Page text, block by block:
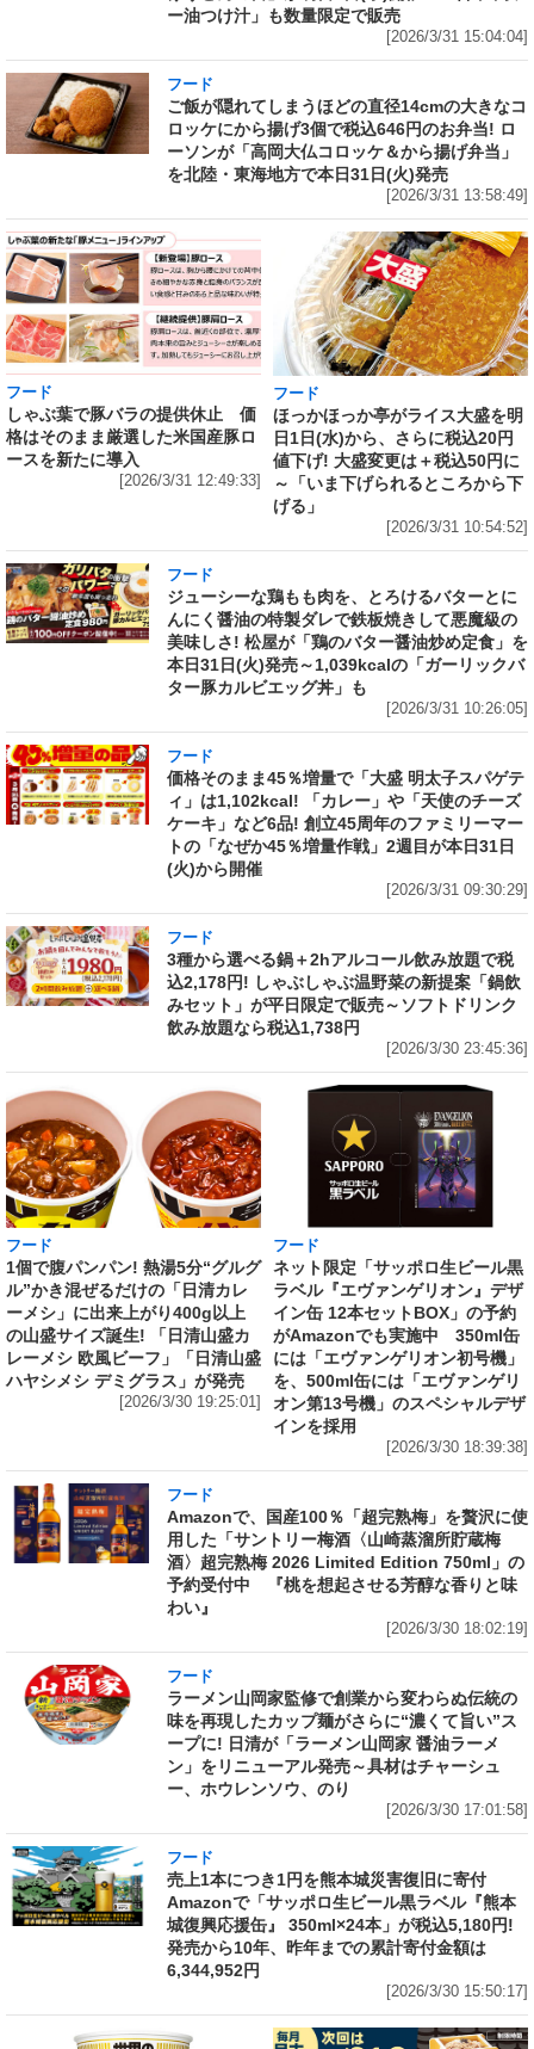
ー油つけ汁」も数量限定で販売
[2026/3/31 15:04:04]
フード
ご飯が隠れてしまうほどの直径14cmの大きなコ
ロッケにから揚げ3個で税込646円のお弁当! ロ
ーソンが「高岡大仏コロッケ＆から揚げ弁当」
を北陸・東海地方で本日31日(火)発売
[2026/3/31 13:58:49]
フード
しゃぶ葉で豚バラの提供休止 価
格はそのまま厳選した米国産豚ロ
ースを新たに導入
[2026/3/31 12:49:33]
フード
ほっかほっか亭がライス大盛を明
日1日(水)から、さらに税込20円
値下げ! 大盛変更は＋税込50円に
～「いま下げられるところから下
げる」
[2026/3/31 10:54:52]
フード
ジューシーな鶏もも肉を、とろけるバターとに
んにく醤油の特製ダレで鉄板焼きして悪魔級の
美味しさ! 松屋が「鶏のバター醤油炒め定食」を
本日31日(火)発売～1,039kcalの「ガーリックバ
ター豚カルビエッグ丼」も
[2026/3/31 10:26:05]
フード
価格そのまま45％増量で「大盛 明太子スパゲテ
ィ」は1,102kcal! 「カレー」や「天使のチーズ
ケーキ」など6品! 創立45周年のファミリーマー
トの「なぜか45％増量作戦」2週目が本日31日
(火)から開催
[2026/3/31 09:30:29]
フード
3種から選べる鍋＋2hアルコール飲み放題で税
込2,178円! しゃぶしゃぶ温野菜の新提案「鍋飲
みセット」が平日限定で販売～ソフトドリンク
飲み放題なら税込1,738円
[2026/3/30 23:45:36]
フード
1個で腹パンパン! 熱湯5分“グルグ
ル”かき混ぜるだけの「日清カレ
ーメシ」に出来上がり400g以上
の山盛サイズ誕生! 「日清山盛カ
レーメシ 欧風ビーフ」「日清山盛
ハヤシメシ デミグラス」が発売
[2026/3/30 19:25:01]
フード
ネット限定「サッポロ生ビール黒
ラベル『エヴァンゲリオン』デザ
イン缶 12本セットBOX」の予約
がAmazonでも実施中 350ml缶
には「エヴァンゲリオン初号機」
を、500ml缶には「エヴァンゲリ
オン第13号機」のスペシャルデザ
インを採用
[2026/3/30 18:39:38]
フード
Amazonで、国産100％「超完熟梅」を贅沢に使
用した「サントリー梅酒〈山崎蒸溜所貯蔵梅
酒〉超完熟梅 2026 Limited Edition 750ml」の
予約受付中 『桃を想起させる芳醇な香りと味
わい』
[2026/3/30 18:02:19]
フード
ラーメン山岡家監修で創業から変わらぬ伝統の
味を再現したカップ麺がさらに“濃くて旨い”ス
ープに! 日清が「ラーメン山岡家 醤油ラーメ
ン」をリニューアル発売～具材はチャーシュ
ー、ホウレンソウ、のり
[2026/3/30 17:01:58]
フード
売上1本につき1円を熊本城災害復旧に寄付
Amazonで「サッポロ生ビール黒ラベル『熊本
城復興応援缶』 350ml×24本」が税込5,180円!
発売から10年、昨年までの累計寄付金額は
6,344,952円
[2026/3/30 15:50:17]